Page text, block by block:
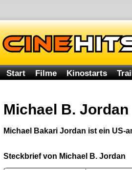
Start Filme Kinostarts
Michael B. Jordan
Michael Bakari Jordan ist ein US-
Steckbrief von Michael B. Jordan